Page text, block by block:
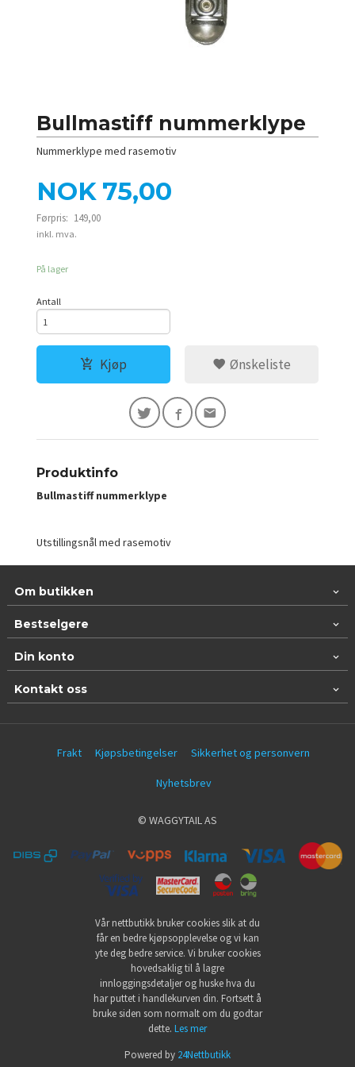
Bullmastiff nummerklype
Nummerklype med rasemotiv
Tilbud
NOK 75,00
Førpris: 149,00
Rabatt
inkl. mva.
På lager
Antall
Kjøp Ønskeliste
Produktinfo
Bullmastiff nummerklype
Utstillingsnål med rasemotiv
Om butikken
Bestselgere
Din konto
Kontakt oss
Frakt Kjøpsbetingelser Sikkerhet og personvern
Nyhetsbrev
© WAGGYTAIL AS
Vår nettbutikk bruker cookies slik at du
får en bedre kjøpsopplevelse og vi kan
yte deg bedre service. Vi bruker cookies
hovedsaklig til å lagre
innloggingsdetaljer og huske hva du
har puttet i handlekurven din. Fortsett å
bruke siden som normalt om du godtar
dette. Les mer
Powered by 24Nettbutikk